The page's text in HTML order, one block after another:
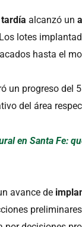
alcanzó un
lotes
hasta el
un progreso del
del área
en Santa Fe:
avance de